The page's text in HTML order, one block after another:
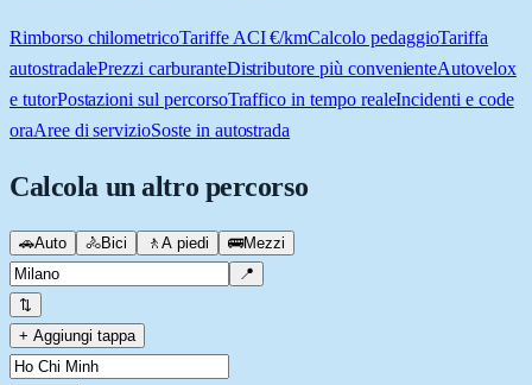
Rimborso chilometricoTariffe ACI €/kmCalcolo pedaggioTariffa
autostradalePrezzi carburanteDistributore più convenienteAutovelox
e tutorPostazioni sul percorsoTraffico in tempo realeIncidenti e code
oraAree di servizioSoste in autostrada
Calcola un altro percorso
🚗Auto 🚴Bici 🚶 A piedi 🚌Mezzi
📍
⇅
+ Aggiungi tappa